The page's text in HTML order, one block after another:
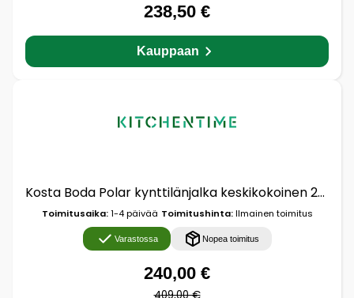
238,50 €
Kauppaan
Kosta Boda Polar kynttilänjalka keskikokoinen 20 cm Läpinäkyvä
Toimitusaika:1-4 päivää Toimitushinta:Ilmainen toimitus
Varastossa Nopea toimitus
240,00 €